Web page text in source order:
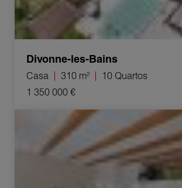
Divonne-les-Bains
Casa 310 m²
10 Quartos
1 350 000 €
Venda Apartamento Gex 2 Quartos 58 m²